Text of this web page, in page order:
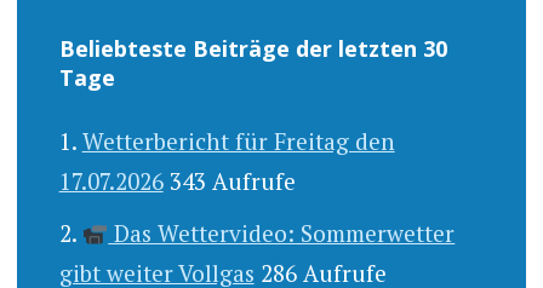
Beliebteste Beiträge der letzten 30
Tage
Wetterbericht für Freitag den
17.07.2026 343 Aufrufe
Das Wettervideo: Sommerwetter
gibt weiter Vollgas 286 Aufrufe